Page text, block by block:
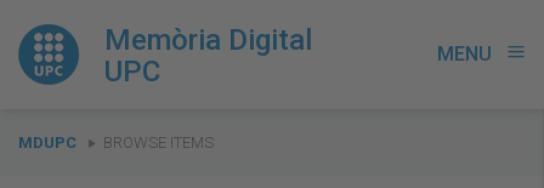
Memòria Digital
UPC
MENU menu
You
MDUPC BROWSE ITEMS